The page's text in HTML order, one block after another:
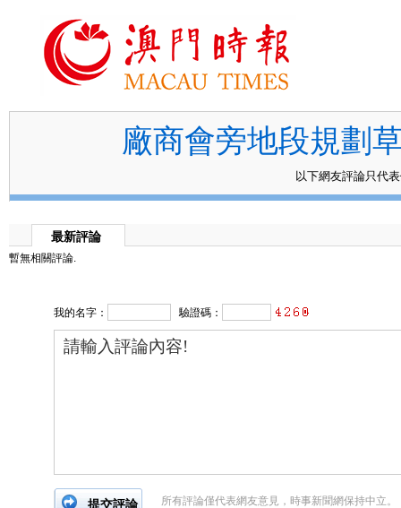
廠商會旁地段規劃
以下網友評論只代
最新評論
暫無相關評論.
我的名字： 驗證碼：
所有評論僅代表網友意見，時事新聞網保持中立。